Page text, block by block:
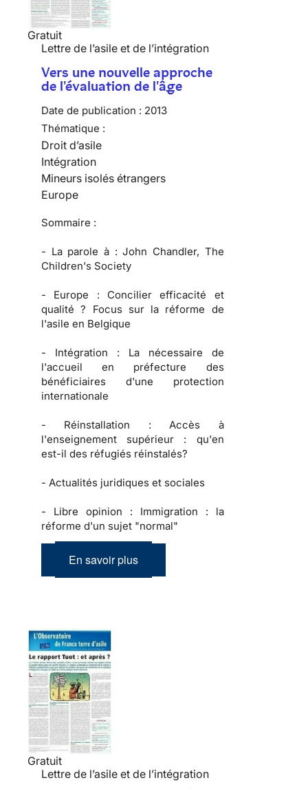
Gratuit
Lettre de l’asile et de l’intégration
Vers une nouvelle approche
de l'évaluation de l'âge
Date de publication : 2013
Thématique :
Droit d’asile
Intégration
Mineurs isolés étrangers
Europe
Sommaire :
- La parole à : John Chandler, The
Children's Society
- Europe : Concilier efficacité et
qualité ? Focus sur la réforme de
l'asile en Belgique
- Intégration : La nécessaire de
l'accueil en préfecture des
bénéficiaires d'une protection
internationale
- Réinstallation : Accès à
l'enseignement supérieur : qu'en
est-il des réfugiés réinstalés?
- Actualités juridiques et sociales
- Libre opinion : Immigration : la
réforme d'un sujet "normal"
En savoir plus
Gratuit
Lettre de l’asile et de l’intégration